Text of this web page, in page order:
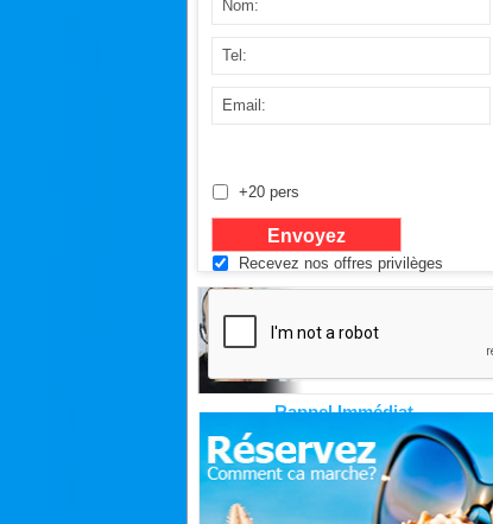
+20 pers
Recevez nos offres privilèges
Rappel Immédiat
Cliquez ici pour être rappelé de suite.